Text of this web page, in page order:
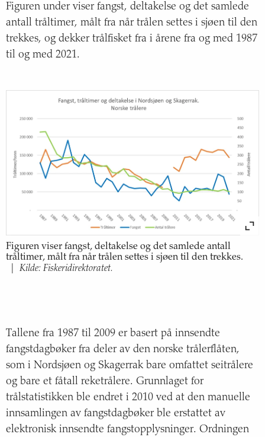
Figuren under viser fangst, deltakelse og det samlede
antall tråltimer, målt fra når trålen settes i sjøen til den
trekkes, og dekker trålfisket fra i årene fra og med 1987
til og med 2021.
Figuren viser fangst, deltakelse og det samlede antall
tråltimer, målt fra når trålen settes i sjøen til den trekkes.
Kilde: Fiskeridirektoratet.
Tallene fra 1987 til 2009 er basert på innsendte
fangstdagbøker fra deler av den norske trålerflåten,
som i Nordsjøen og Skagerrak bare omfattet seitrålere
og bare et fåtall reketrålere. Grunnlaget for
trålstatistikken ble endret i 2010 ved at den manuelle
innsamlingen av fangstdagbøker ble erstattet av
elektronisk innsendte fangstopplysninger. Ordningen